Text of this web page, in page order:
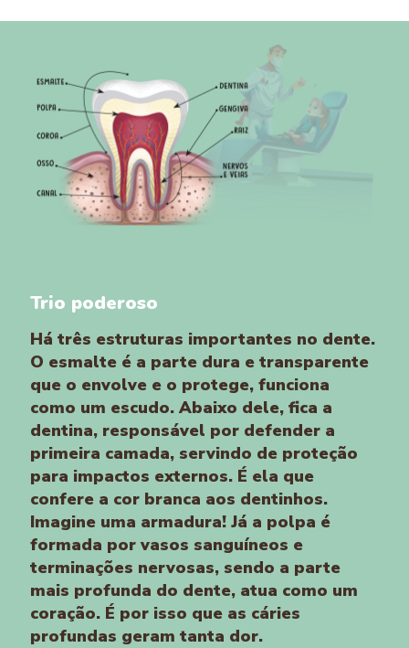
Trio poderoso
Há três estruturas importantes no dente.
O esmalte é a parte dura e transparente
que o envolve e o protege, funciona
como um escudo. Abaixo dele, fica a
dentina, responsável por defender a
primeira camada, servindo de proteção
para impactos externos. É ela que
confere a cor branca aos dentinhos.
Imagine uma armadura! Já a polpa é
formada por vasos sanguíneos e
terminações nervosas, sendo a parte
mais profunda do dente, atua como um
coração. É por isso que as cáries
profundas geram tanta dor.